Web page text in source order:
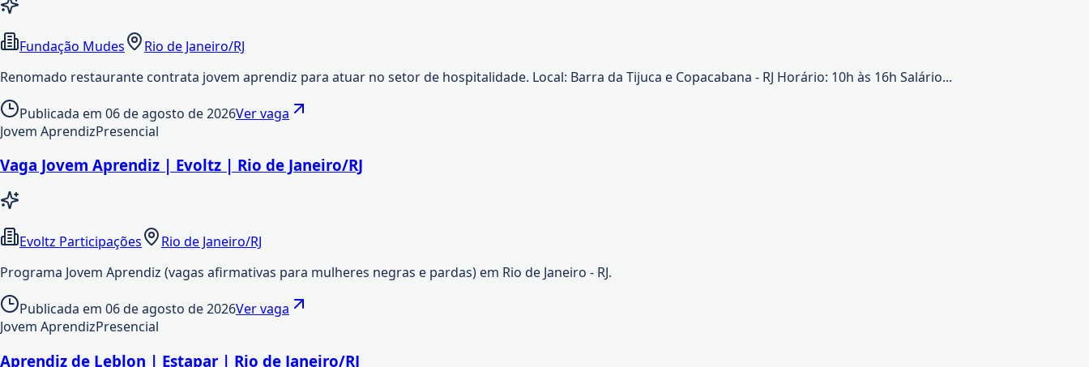
Fundação Mudes
Rio de Janeiro/RJ
Renomado restaurante contrata jovem aprendiz para atuar no setor de hospitalidade. Local: Barra da Tijuca e Copacabana - RJ Horário: 10h às 16h Salário...
Publicada em 06 de agosto de 2026Ver vaga
Jovem AprendizPresencial
Vaga Jovem Aprendiz | Evoltz | Rio de Janeiro/RJ
Evoltz Participações
Rio de Janeiro/RJ
Programa Jovem Aprendiz (vagas afirmativas para mulheres negras e pardas) em Rio de Janeiro - RJ.
Publicada em 06 de agosto de 2026Ver vaga
Jovem AprendizPresencial
Aprendiz de Leblon | Estapar | Rio de Janeiro/RJ